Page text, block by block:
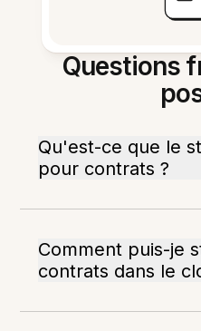
Questions
Qu'est-ce que le
pour contrats ?
Comment puis-je
contrats dans le